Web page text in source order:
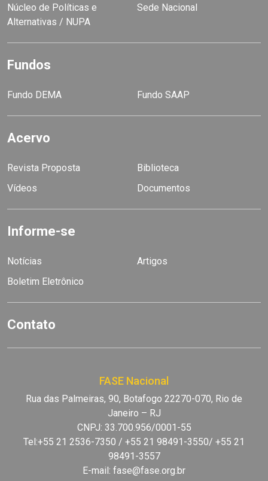
Núcleo de Políticas e
Alternativas / NUPA
Sede Nacional
Fundos
Fundo DEMA Fundo SAAP
Acervo
Revista Proposta
Biblioteca
Vídeos
Documentos
Informe-se
Notícias
Artigos
Boletim Eletrônico
Contato
FASE Nacional
Rua das Palmeiras, 90, Botafogo 22270-070, Rio de
Janeiro – RJ
CNPJ: 33.700.956/0001-55
Tel:+55 21 2536-7350 / +55 21 98491-3550/ +55 21
98491-3557
E-mail: fase@fase.org.br